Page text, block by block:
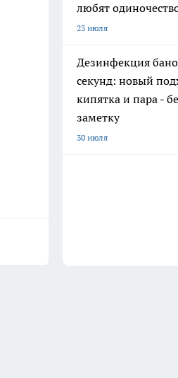
любят
23 июля
Дезинфекция
секунд: новый
кипятка и пара -
заметку
30 июля